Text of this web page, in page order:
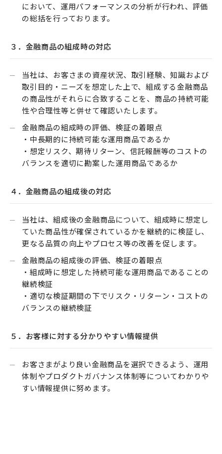
において、運用パフォーマンスの分析が行われ、評価
の総括を行っております。
３．金融商品の組成時の対応
当社は、お客さまの資産状況、取引経験、知識および
取引目的・ニーズを想定した上で、組成する金融商品
の商品性がそれらに合致することを、商品の持続可能
性や合理性等と併せて確認いたします。
金融商品の組成時の評価、検証の着眼点
・中長期的に持続可能な運用商品であるか
・想定リスク、期待リターン、信託報酬等のコストの
バランスを適切に勘案した運用商品であるか
４．金融商品の組成後の対応
当社は、組成後の金融商品について、組成時に想定し
ていた商品性が確保されているかを継続的に検証し、
更なる品質の向上やプロセス等の改善を促します。
金融商品の組成後の評価、検証の着眼点
・組成時に想定した持続可能な運用商品であることの
継続検証
・適切な検証期間の下でリスク・リターン・コストの
バランスの継続検証
５．お客様に対する分かりやすい情報提供
お客さまがより良い金融商品を選択できるよう、運用
体制やプロダクトガバナンス体制等についてわかりや
すい情報提供に努めます。